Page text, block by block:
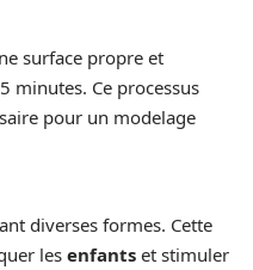
surface propre et
minutes. Ce processus
pour un modelage
diverses formes. Cette
les enfants et stimuler